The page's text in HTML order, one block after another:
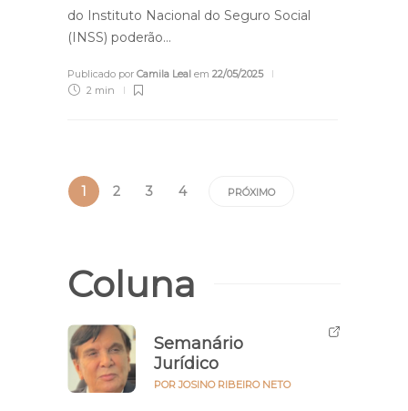
do Instituto Nacional do Seguro Social
(INSS) poderão…
Publicado por Camila Leal em 22/05/2025
2 min
1 2 3 4 PRÓXIMO
Coluna
Semanário
Jurídico
POR JOSINO RIBEIRO NETO